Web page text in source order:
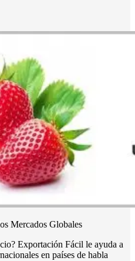
Mercados Globales
Exportación Fácil le ayuda a
en países de habla